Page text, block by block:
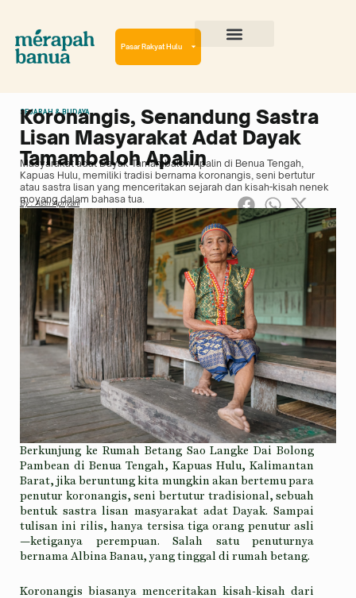
konten
Pasar Rakyat Hulu
SEJARAH & BUDAYA
Koronangis, Senandung Sastra
Lisan Masyarakat Adat Dayak
Tamambaloh Apalin
Masyarakat adat Dayak Tamambaloh Apalin di Benua Tengah,
Kapuas Hulu, memiliki tradisi bernama koronangis, seni bertutur
atau sastra lisan yang menceritakan sejarah dan kisah-kisah nenek
moyang dalam bahasa tua.
By : Astri Apriyani
Berkunjung ke Rumah Betang Sao Langke Dai Bolong
Pambean di Benua Tengah, Kapuas Hulu, Kalimantan
Barat, jika beruntung kita mungkin akan bertemu para
penutur koronangis, seni bertutur tradisional, sebuah
bentuk sastra lisan masyarakat adat Dayak. Sampai
tulisan ini rilis, hanya tersisa tiga orang penutur asli
—ketiganya perempuan. Salah satu penuturnya
bernama Albina Banau, yang tinggal di rumah betang.
Koronangis biasanya menceritakan kisah-kisah dari